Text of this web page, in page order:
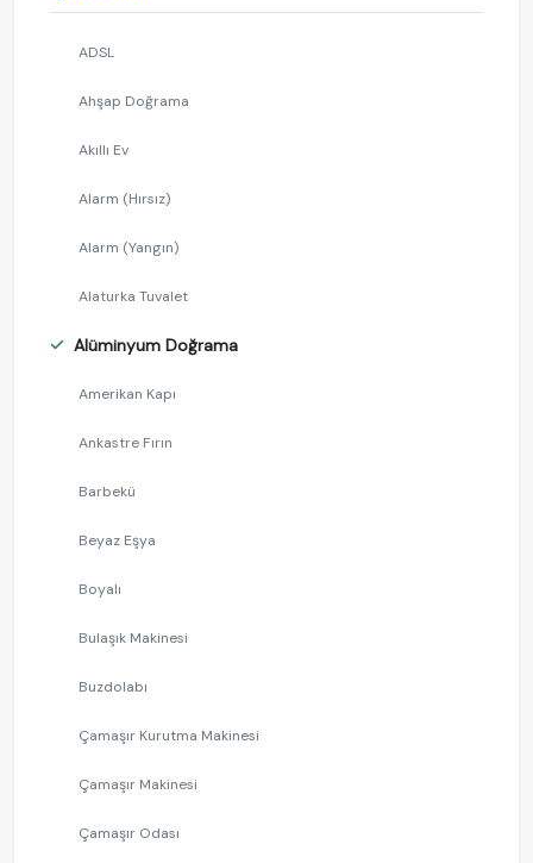
ADSL
Ahşap Doğrama
Akıllı Ev
Alarm (Hırsız)
Alarm (Yangın)
Alaturka Tuvalet
Alüminyum Doğrama
Amerikan Kapı
Ankastre Fırın
Barbekü
Beyaz Eşya
Boyalı
Bulaşık Makinesi
Buzdolabı
Çamaşır Kurutma Makinesi
Çamaşır Makinesi
Çamaşır Odası